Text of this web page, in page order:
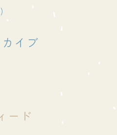
イブ
ード